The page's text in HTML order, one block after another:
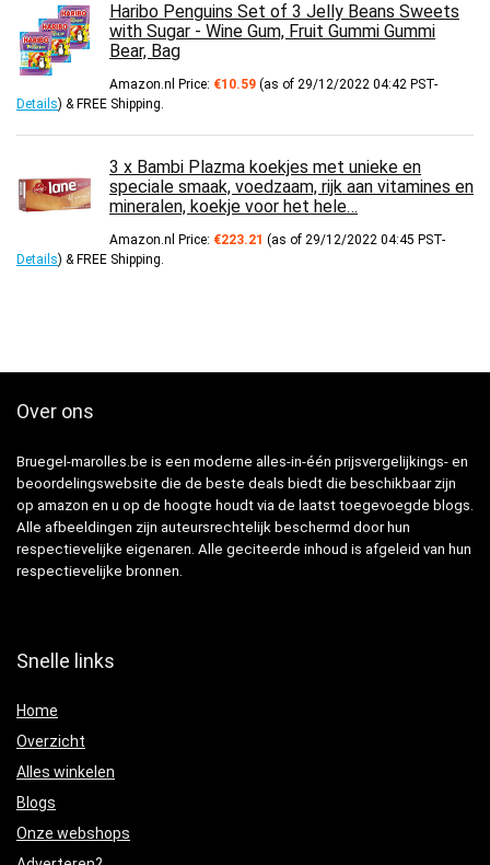
Haribo Penguins Set of 3 Jelly Beans Sweets
with Sugar - Wine Gum, Fruit Gummi Gummi
Bear, Bag
Amazon.nl Price: €10.59 (as of 29/12/2022 04:42 PST-
Details) & FREE Shipping.
3 x Bambi Plazma koekjes met unieke en
speciale smaak, voedzaam, rijk aan vitamines en
mineralen, koekje voor het hele…
Amazon.nl Price: €223.21 (as of 29/12/2022 04:45 PST-
Details) & FREE Shipping.
Over ons
Bruegel-marolles.be is een moderne alles-in-één prijsvergelijkings- en
beoordelingswebsite die de beste deals biedt die beschikbaar zijn
op amazon en u op de hoogte houdt via de laatst toegevoegde blogs.
Alle afbeeldingen zijn auteursrechtelijk beschermd door hun
respectievelijke eigenaren. Alle geciteerde inhoud is afgeleid van hun
respectievelijke bronnen.
Snelle links
Home
Overzicht
Alles winkelen
Blogs
Onze webshops